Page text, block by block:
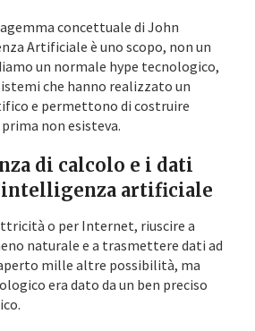
concettuale di John
Artificiale è uno scopo, non un
un normale hype tecnologico,
che hanno realizzato un
e permettono di costruire
non esisteva.
di calcolo e i dati
artificiale
o per Internet, riuscire a
naturale e a trasmettere dati ad
mille altre possibilità, ma
era dato da un ben preciso